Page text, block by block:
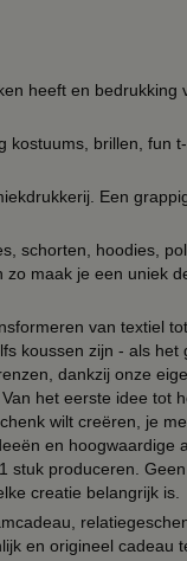
heeft en bedrukking
kostuums, brillen, fun
Een
schorten, hoodies,
maak je een uniek
van textiel
koussen zijn - als het
dankzij onze
het eerste idee tot
wilt creëren, je
en hoogwaardige
stuk produceren. Geen
creatie belangrijk is.
en origineel cadeau